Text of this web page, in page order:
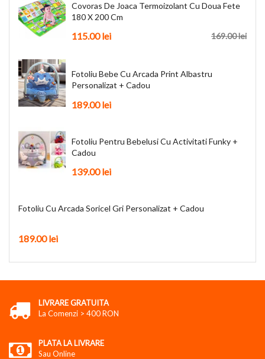
Covoras De Joaca Termoizolant Cu Doua Fete
180 X 200 Cm
169.00 lei
115.00 lei
Fotoliu Bebe Cu Arcada Print Albastru
Personalizat + Cadou
189.00 lei
Fotoliu Pentru Bebelusi Cu Activitati Funky +
Cadou
139.00 lei
Fotoliu Cu Arcada Soricel Gri Personalizat + Cadou
189.00 lei
LIVRARE GRATUITA
La Comenzi > 400 RON
PLATA LA LIVRARE
Sau Online